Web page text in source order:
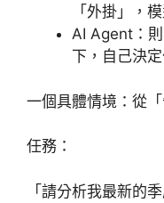
「外掛」，
AI Agent：
下，自己決
一個具體情境：從
任務：
「請分析我最新的